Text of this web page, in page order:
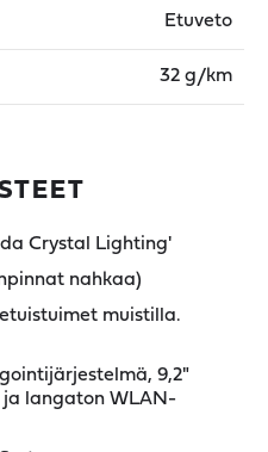
Etuveto
32 g/km
Crystal Lighting'
nahkaa)
muistilla.
9,2"
ja langaton WLAN-